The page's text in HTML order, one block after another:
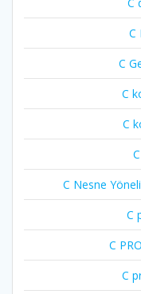
C
C
C
C
C Nesne
C
C
C